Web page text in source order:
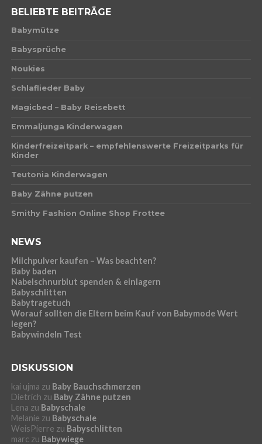
BELIEBTE BEITRÄGE
Babymütze
Babysprüche
Noukies
Schlaflieder Baby
Magicbed – Baby Reisebett
Emmaljunga Kinderwagen
Kinderfreizeitpark – empfehlenswerte Freizeitparks für
Kinder
Teutonia Kinderwagen
Baby Zähne putzen
Smithy Fashion Online Shop Frottee
NEWS
Milchpulver kaufen – Was beachten?
Baby baden
Nabelschnurblut spenden & einlagern
Babyschlitten
Babytragetuch
Worauf sollten die Eltern beim Kauf von Babymode Wert
legen?
Babywindeln Test
DISKUSSION
kai ujma zu Baby Bauchschmerzen
Dietrich zu Baby Zähne putzen
Lena zu Babyschale
Melanie zu Babyschale
WeisPierre zu Babyschlitten
marc zu Babywiege